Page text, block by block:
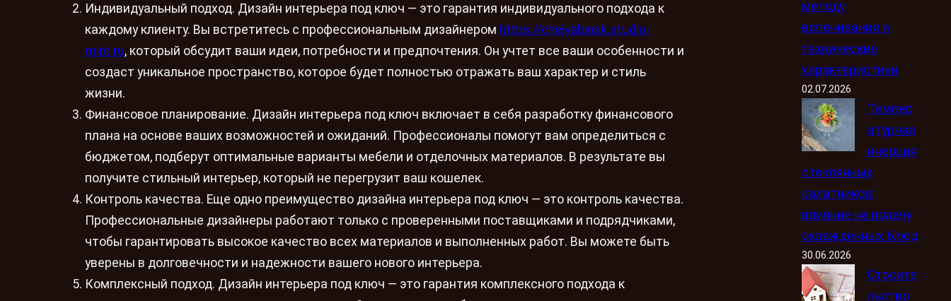
Индивидуальный подход. Дизайн интерьера под ключ — это гарантия индивидуального подхода к
каждому клиенту. Вы встретитесь с профессиональным дизайнером https://chelyabinsk.studio-
mint.ru, который обсудит ваши идеи, потребности и предпочтения. Он учтет все ваши особенности и
создаст уникальное пространство, которое будет полностью отражать ваш характер и стиль
жизни.
Финансовое планирование. Дизайн интерьера под ключ включает в себя разработку финансового
плана на основе ваших возможностей и ожиданий. Профессионалы помогут вам определиться с
бюджетом, подберут оптимальные варианты мебели и отделочных материалов. В результате вы
получите стильный интерьер, который не перегрузит ваш кошелек.
Контроль качества. Еще одно преимущество дизайна интерьера под ключ — это контроль качества.
Профессиональные дизайнеры работают только с проверенными поставщиками и подрядчиками,
чтобы гарантировать высокое качество всех материалов и выполненных работ. Вы можете быть
уверены в долговечности и надежности вашего нового интерьера.
Комплексный подход. Дизайн интерьера под ключ — это гарантия комплексного подхода к
методу
вспенивания и
технические
характеристики
02.07.2026
Темпер
атурная
инерция
стеклянных
салатников:
влияние на подачу
охлаждённых блюд
30.06.2026
Строите
льство